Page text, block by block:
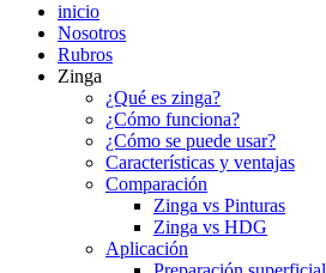
inicio
Nosotros
Rubros
Zinga
¿Qué es zinga?
¿Cómo funciona?
¿Cómo se puede usar?
Características y ventajas
Comparación
Zinga vs Pinturas
Zinga vs HDG
Aplicación